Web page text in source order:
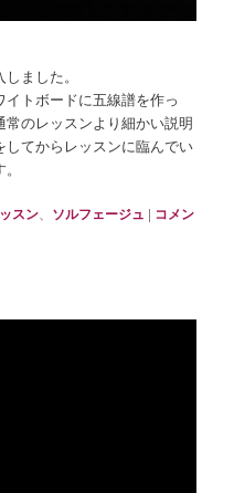
ました。
トボードに五線譜を作っ
のレッスンより細かい説明
てからレッスンに臨んでい
スン ソルフェージュ | コメン